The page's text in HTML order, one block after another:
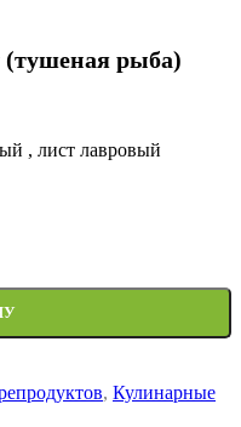
(тушеная рыба)
, лист лавровый
соку (тушеная рыба)
, Кулинарные